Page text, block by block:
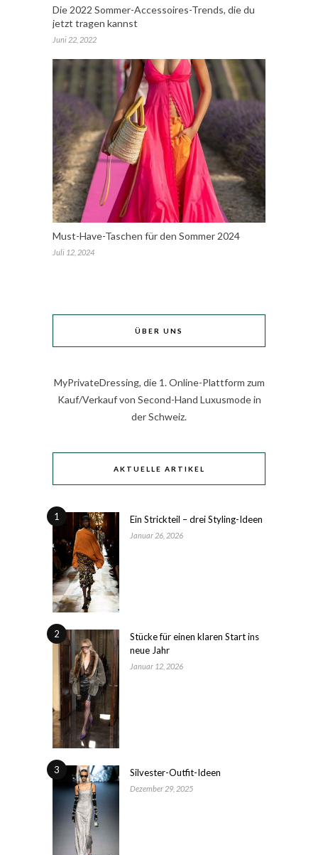
Die 2022 Sommer-Accessoires-Trends, die du
jetzt tragen kannst
Juni 22, 2022
Must-Have-Taschen für den Sommer 2024
Juli 12, 2024
ÜBER UNS
MyPrivateDressing, die 1. Online-Plattform zum
Kauf/Verkauf von Second-Hand Luxusmode in
der Schweiz.
AKTUELLE ARTIKEL
1 Ein Strickteil – drei Styling-Ideen
Januar 26, 2026
2
Stücke für einen klaren Start ins
neue Jahr
Januar 12, 2026
3 Silvester-Outfit-Ideen
Dezember 29, 2025